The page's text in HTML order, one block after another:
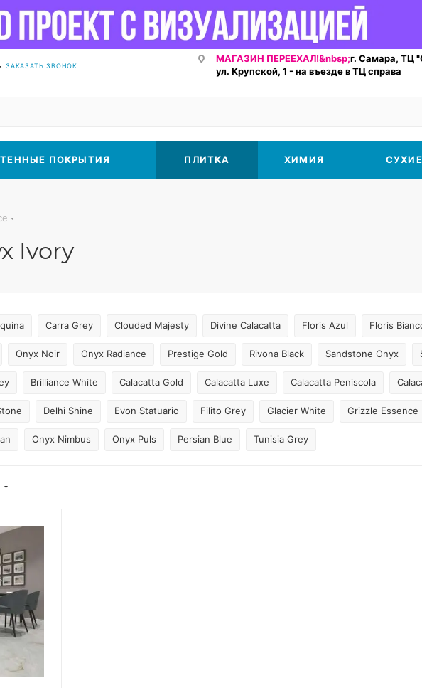
ЗАКАЗАТЬ ЗВОНОК
МАГАЗИН ПЕРЕЕХАЛ!&nbsp;г. Самара, ТЦ
ул. Крупской, 1 - на въезде в ТЦ справа
ПОКРЫТИЯ ПЛИТКА ХИМИЯ
Ivory
Carra Grey Clouded Majesty Divine Calacatta Floris Azul Floris
Onyx Noir Onyx Radiance Prestige Gold Rivona Black Sandstone Onyx
Brilliance White Calacatta Gold Calacatta Luxe Calacatta Peniscola
Delhi Shine Evon Statuario Filito Grey Glacier White Grizzle Essence
Onyx Nimbus Onyx Puls Persian Blue Tunisia Grey